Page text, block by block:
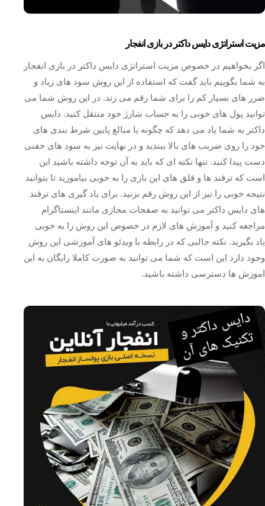
مزیت استراتژی دایس داکتر در بازی انفجار
اگر بخواهیم در خصوص مزیت استراتژی دایس داکتر در بازی انفجار
به شما بگوییم باید گفت که استفاده از این روش سود های زیاد و
ضرر های بسیار کم را برای شما رقم می زند. در این روش شما می
توانید پول های خوبی را به حساب شارژ خود منتقل کنید. دایس
داکتر به شما یاد می دهد که چگونه با مبالغ پایین شرط بندی های
خود را روی ضریب های بالا ببندید و در نهایت نیز به سود های خفنی
دست پیدا کنید. تنها نکته ای که باید به آن توجه داشته باشید این
است که ترفند ها و قلق های این بازی را به خوبی بیاموزید تا بتوانید
نتیجه خوبی را نیز از این روش رقم بزنید. برای یاد گیری های ترفند
های دایس داکتر می توانید به صفحات مجازی مانند اینستاگرام
مراجعه کنید و آموزش های لازم در خصوص این روش را به خوبی
یاد بگیرید. نکته جالبی که در رابطه با ویدئو های آموزشی این روش
وجود دارد این است که شما می توانید به صورت کاملا رایگان به این
اموزش ها دسترسی داشته باشید.